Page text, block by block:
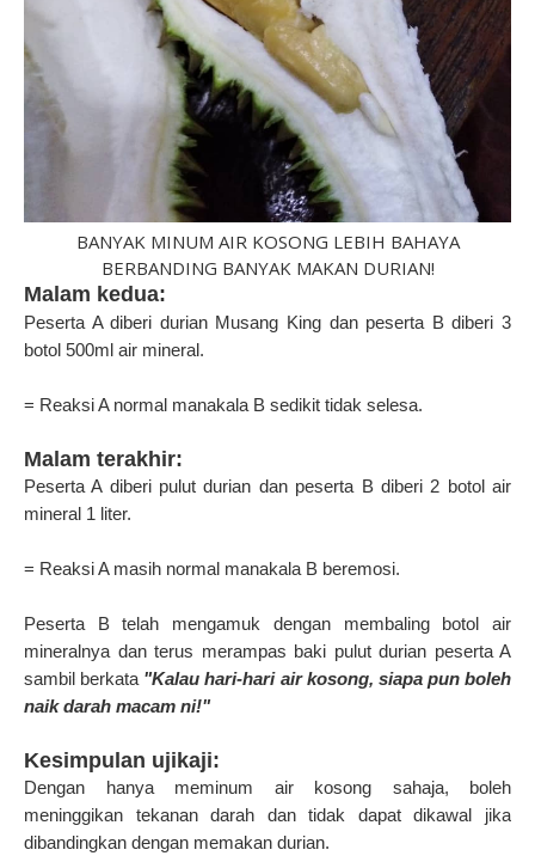
BANYAK MINUM AIR KOSONG LEBIH BAHAYA
BERBANDING BANYAK MAKAN DURIAN!
Malam kedua:
Peserta A diberi durian Musang King dan peserta B diberi 3
botol 500ml air mineral.
= Reaksi A normal manakala B sedikit tidak selesa.
Malam terakhir:
Peserta A diberi pulut durian dan peserta B diberi 2 botol air
mineral 1 liter.
= Reaksi A masih normal manakala B beremosi.
Peserta B telah mengamuk dengan membaling botol air
mineralnya dan terus merampas baki pulut durian peserta A
sambil berkata "Kalau hari-hari air kosong, siapa pun boleh
naik darah macam ni!"
Kesimpulan ujikaji:
Dengan hanya meminum air kosong sahaja, boleh
meninggikan tekanan darah dan tidak dapat dikawal jika
dibandingkan dengan memakan durian.